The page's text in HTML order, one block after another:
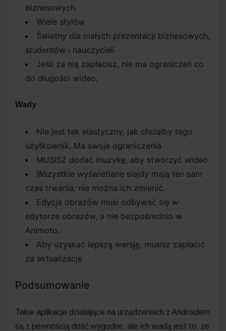
biznesowych.
Wiele stylów
Świetny dla małych prezentacji biznesowych,
studentów i nauczycieli
Jeśli za nią zapłacisz, nie ma ograniczeń co
do długości wideo.
Wady
Nie jest tak elastyczny, jak chciałby tego
użytkownik. Ma swoje ograniczenia
MUSISZ dodać muzykę, aby stworzyć wideo
Wszystkie wyświetlane slajdy mają ten sam
czas trwania, nie można ich zmienić.
Edycja obrazów musi odbywać się w
edytorze obrazów, a nie bezpośrednio w
Animoto.
Aby uzyskać lepszą wersję, musisz zapłacić
za aktualizację
Podsumowanie
Takie aplikacje działające na urządzeniach z Androidem
są z pewnością dość wygodne, ale ich wadą jest to, że